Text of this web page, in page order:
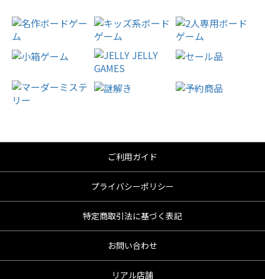
ご利用ガイド
プライバシーポリシー
特定商取引法に基づく表記
お問い合わせ
リアル店舗